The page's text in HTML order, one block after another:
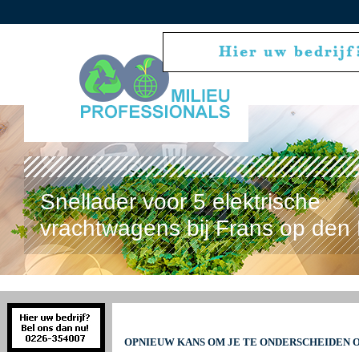
Snellader voor 5 elektrische
vrachtwagens bij Frans op den
OPNIEUW KANS OM JE TE ONDERSCHEIDEN